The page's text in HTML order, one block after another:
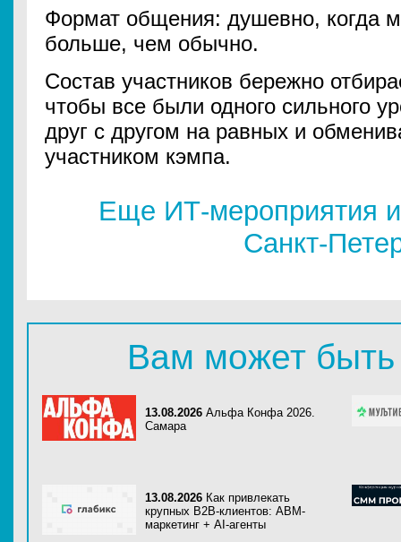
Формат общения: душевно, когда
больше, чем обычно.
Состав участников бережно
чтобы все были одного сильного
друг с другом на равных и
участником кэмпа.
Еще ИТ-мероприятия
Санкт-
Вам может быть
13.08.2026 Альфа Конфа 2026.
Самара
13.08.2026 Как привлекать
крупных B2B-клиентов: ABM-
маркетинг + AI-агенты